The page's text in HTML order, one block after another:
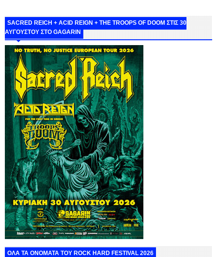
SACRED REICH + ACID REIGN + THE TROOPS OF DOOM ΣΤΙΣ 30
ΑΥΓΟΥΣΤΟΥ ΣΤΟ GAGARIN
ΟΛΑ ΤΑ ΟΝΟΜΑΤΑ ΤΟΥ ROCK HARD FESTIVAL 2026